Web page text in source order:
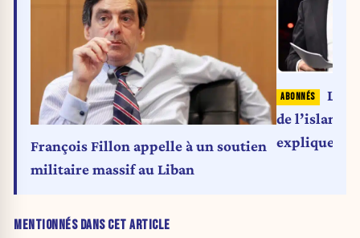
MENTIONNÉS DANS CET ARTICLE
François Fillon appelle à un soutien
militaire massif au Liban
de l’islamo-
explique le